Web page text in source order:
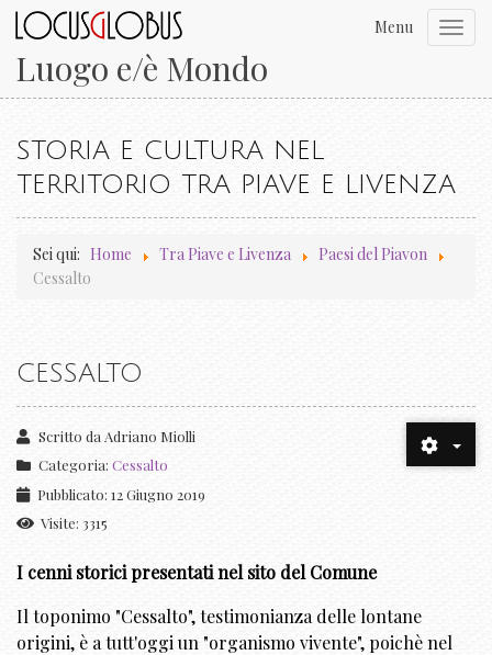
Luogo e/è Mondo
Menu
STORIA E CULTURA NEL
TERRITORIO TRA PIAVE E LIVENZA
Sei qui: Home Tra Piave e Livenza
Paesi del Piavon
Cessalto
CESSALTO
Scritto da Adriano Miolli
Categoria: Cessalto
Pubblicato: 12 Giugno 2019
Visite: 3315
I cenni storici presentati nel sito del Comune
Il toponimo "Cessalto", testimonianza delle lontane
origini, è a tutt'oggi un "organismo vivente", poichè nel